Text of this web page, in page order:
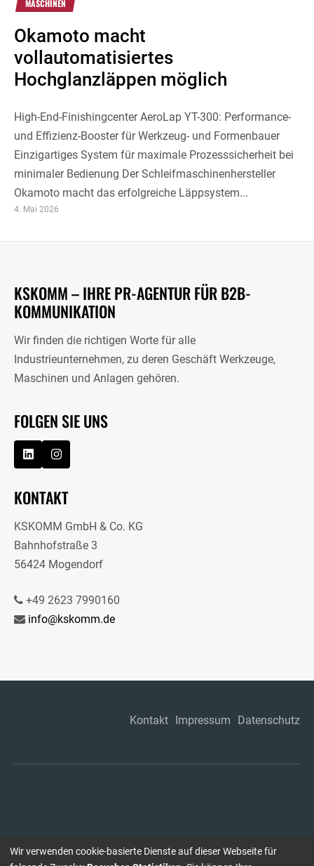
MASCHINEN
Okamoto macht
vollautomatisiertes
Hochglanzläppen möglich
High-End-Finishingcenter AeroLap YT-300: Performance-
und Effizienz-Booster für Werkzeug- und Formenbauer
Einzigartiges System für maximale Prozesssicherheit bei
minimaler Bedienung Der Schleifmaschinenhersteller
Okamoto macht das erfolgreiche Läppsystem...
4. Mai 2026
KSKOMM – IHRE PR-AGENTUR FÜR B2B-
KOMMUNIKATION
Wir finden die richtigen Worte für alle
Industrieunternehmen, zu deren Geschäft Werkzeuge,
Maschinen und Anlagen gehören.
FOLGEN SIE UNS
KONTAKT
KSKOMM GmbH & Co. KG
Bahnhofstraße 3
56424 Mogendorf
+49 2623 7990160
info@kskomm.de
Kontakt Impressum Datenschutz
Wir verwenden cookie-basierte Dienste auf dieser Webseite für